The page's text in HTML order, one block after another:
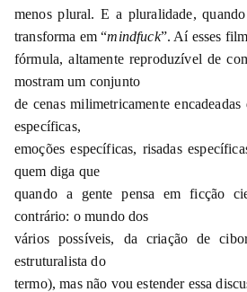
menos plural. E a pluralidade,
transforma em “mindfuck”. Aí esses
fórmula, altamente reproduzível de
mostram um conjunto
de cenas milimetricamente
específicas,
emoções específicas, risadas
quem diga que
quando a gente pensa em ficção
contrário: o mundo dos
vários possíveis, da criação de
estruturalista do
termo), mas não vou estender essa